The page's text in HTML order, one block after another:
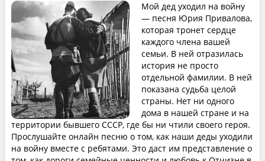
Мой дед уходил на войну
— песня Юрия Привалова,
которая тронет сердце
каждого члена вашей
семьи. В ней отразилась
история не просто
отдельной фамилии. В ней
показана судьба целой
страны. Нет ни одного
дома в нашей стране и на
территории бывшего СССР, где бы ни чтили своего героя.
Прослушайте онлайн песню о том, как наши деды уходили
на войну вместе с ребятами. Это даст им представление о